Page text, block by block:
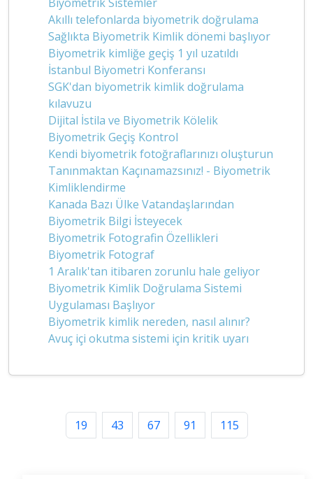
Akıllı telefonlarda biyometrik doğrulama
Sağlıkta Biyometrik Kimlik dönemi başlıyor
Biyometrik kimliğe geçiş 1 yıl uzatıldı
İstanbul Biyometri Konferansı
SGK'dan biyometrik kimlik doğrulama
kılavuzu
Dijital İstila ve Biyometrik Kölelik
Biyometrik Geçiş Kontrol
Kendi biyometrik fotoğraflarınızı oluşturun
Tanınmaktan Kaçınamazsınız! - Biyometrik
Kimliklendirme
Kanada Bazı Ülke Vatandaşlarından
Biyometrik Bilgi İsteyecek
Biyometrik Fotografin Özellikleri
Biyometrik Fotograf
1 Aralık'tan itibaren zorunlu hale geliyor
Biyometrik Kimlik Doğrulama Sistemi
Uygulaması Başlıyor
Biyometrik kimlik nereden, nasıl alınır?
Avuç içi okutma sistemi için kritik uyarı
19 43 67 91 115